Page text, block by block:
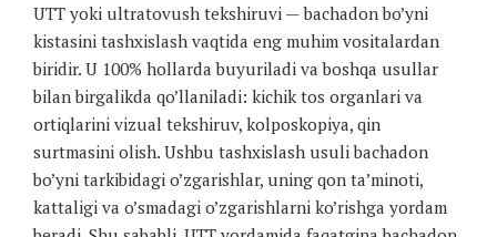
UTT yoki ultratovush tekshiruvi — bachadon bo’yni
kistasini tashxislash vaqtida eng muhim vositalardan
biridir. U 100% hollarda buyuriladi va boshqa usullar
bilan birgalikda qo’llaniladi: kichik tos organlari va
ortiqlarini vizual tekshiruv, kolposkopiya, qin
surtmasini olish. Ushbu tashxislash usuli bachadon
bo’yni tarkibidagi o’zgarishlar, uning qon ta’minoti,
kattaligi va o’smadagi o’zgarishlarni ko’rishga yordam